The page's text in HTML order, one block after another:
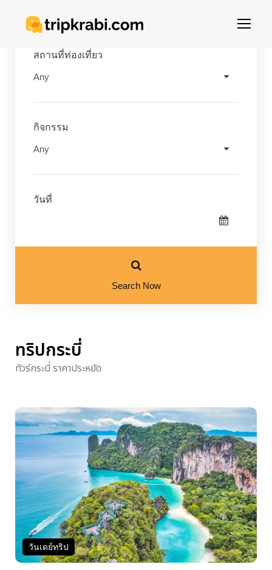
สถานที่ท่องเที่ยว
กิจกรรม
วันที่
Search Now
ทริปกระบี่
ทัวร์กระบี่ ราคาประหยัด
วันเดย์ทริป